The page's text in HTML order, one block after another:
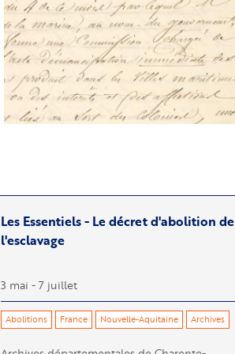
Les Essentiels - Le décret d'abolition de
l'esclavage
3 mai - 7 juillet
Abolitions France Nouvelle-Aquitaine Archives